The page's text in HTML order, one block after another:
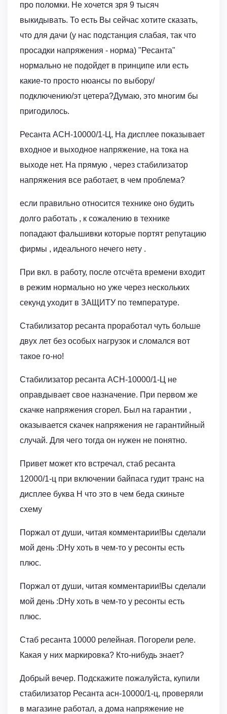
про поломки. Не хочется зря 9 тысяч
выкидывать. То есть Вы сейчас хотите сказать,
что для дачи (у нас подстанция слабая, так что
просадки напряжения - норма) "Ресанта"
нормально не подойдет в принципе или есть
какие-то просто нюансы по выбору/
подключению/эт цетера?Думаю, это многим бы
пригодилось.
Ресанта АСН-10000/1-Ц, На дисплее показывает
входное и выходное напряжение, на тока на
выходе нет. На прямую , через стабилизатор
напряжения все работает, в чем проблема?
если правильно относится технике оно будить
долго работать , к сожалению в технике
попадают фальшивки которые портят репутацию
фирмы , идеального нечего нету .
При вкл. в работу, после отсчёта времени входит
в режим нормально но уже через нескольких
секунд уходит в ЗАЩИТУ по температуре.
Стабилизатор ресанта проработал чуть больше
двух лет без особых нагрузок и сломался вот
такое го-но!
Стабилизатор ресанта АСН-10000/1-Ц не
оправдывает свое назначение. При первом же
скачке напряжения сгорел. Был на гарантии ,
оказывается скачек напряжения не гарантийный
случай. Для чего тогда он нужен не понятно.
Привет может кто встречал, стаб ресанта
12000/1-ц при включении байпаса гудит транс на
дисплее буква Н что это в чем беда скиньте
схему
Поржал от души, читая комментарии!Вы сделали
мой день :DНу хоть в чем-то у ресонты есть
плюс.
Поржал от души, читая комментарии!Вы сделали
мой день :DНу хоть в чем-то у ресонты есть
плюс.
Стаб ресанта 10000 релейная. Погорели реле.
Какая у них маркировка? Кто-нибудь знает?
Добрый вечер. Подскажите пожалуйста, купили
стабилизатор Ресанта асн-10000/1-ц, проверяли
в магазине работал, а дома напряжение не